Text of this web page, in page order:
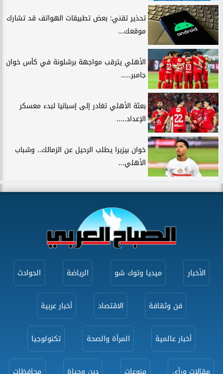
تحذير تقني: بعض تطبيقات الهواتف قد تشارك
موقعك...
الأهلي يترقب مواجهة برشلونة في كأس خوان
جامبر.....
بعثة الأهلي تغادر إلى إسبانيا لبدء معسكر
الإعداد.....
خوان بيزيرا يطلب الرحيل عن الزمالك.. وشباب
الأهلي...
الأخبار ميديا وتوك شو الرياضة الحوادث
فن وثقافة الاقتصاد أخبار عربية
أخبار عالمية المرأة والصحة تكنولوجيا